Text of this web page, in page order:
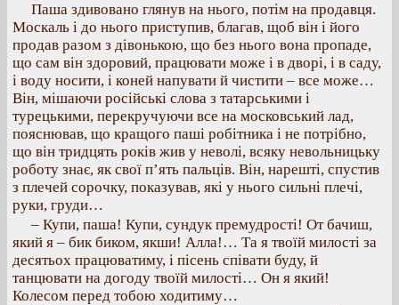
Паша здивовано глянув на нього, потім на продавця.
Москаль і до нього приступив, благав, щоб він і його
продав разом з дівонькою, що без нього вона пропаде,
що сам він здоровий, працювати може і в дворі, і в саду,
і воду носити, і коней напувати й чистити – все може…
Він, мішаючи російські слова з татарськими і
турецькими, перекручуючи все на московський лад,
пояснював, що кращого паші робітника і не потрібно,
що він тридцять років жив у неволі, всяку невольницьку
роботу знає, як свої п’ять пальців. Він, нарешті, спустив
з плечей сорочку, показував, які у нього сильні плечі,
руки, груди…
– Купи, паша! Купи, сундук премудрості! От бачиш,
який я – бик биком, якши! Алла!… Та я твоїй милості за
десятьох працюватиму, і пісень співати буду, й
танцювати на догоду твоїй милості… Он я який!
Колесом перед тобою ходитиму…